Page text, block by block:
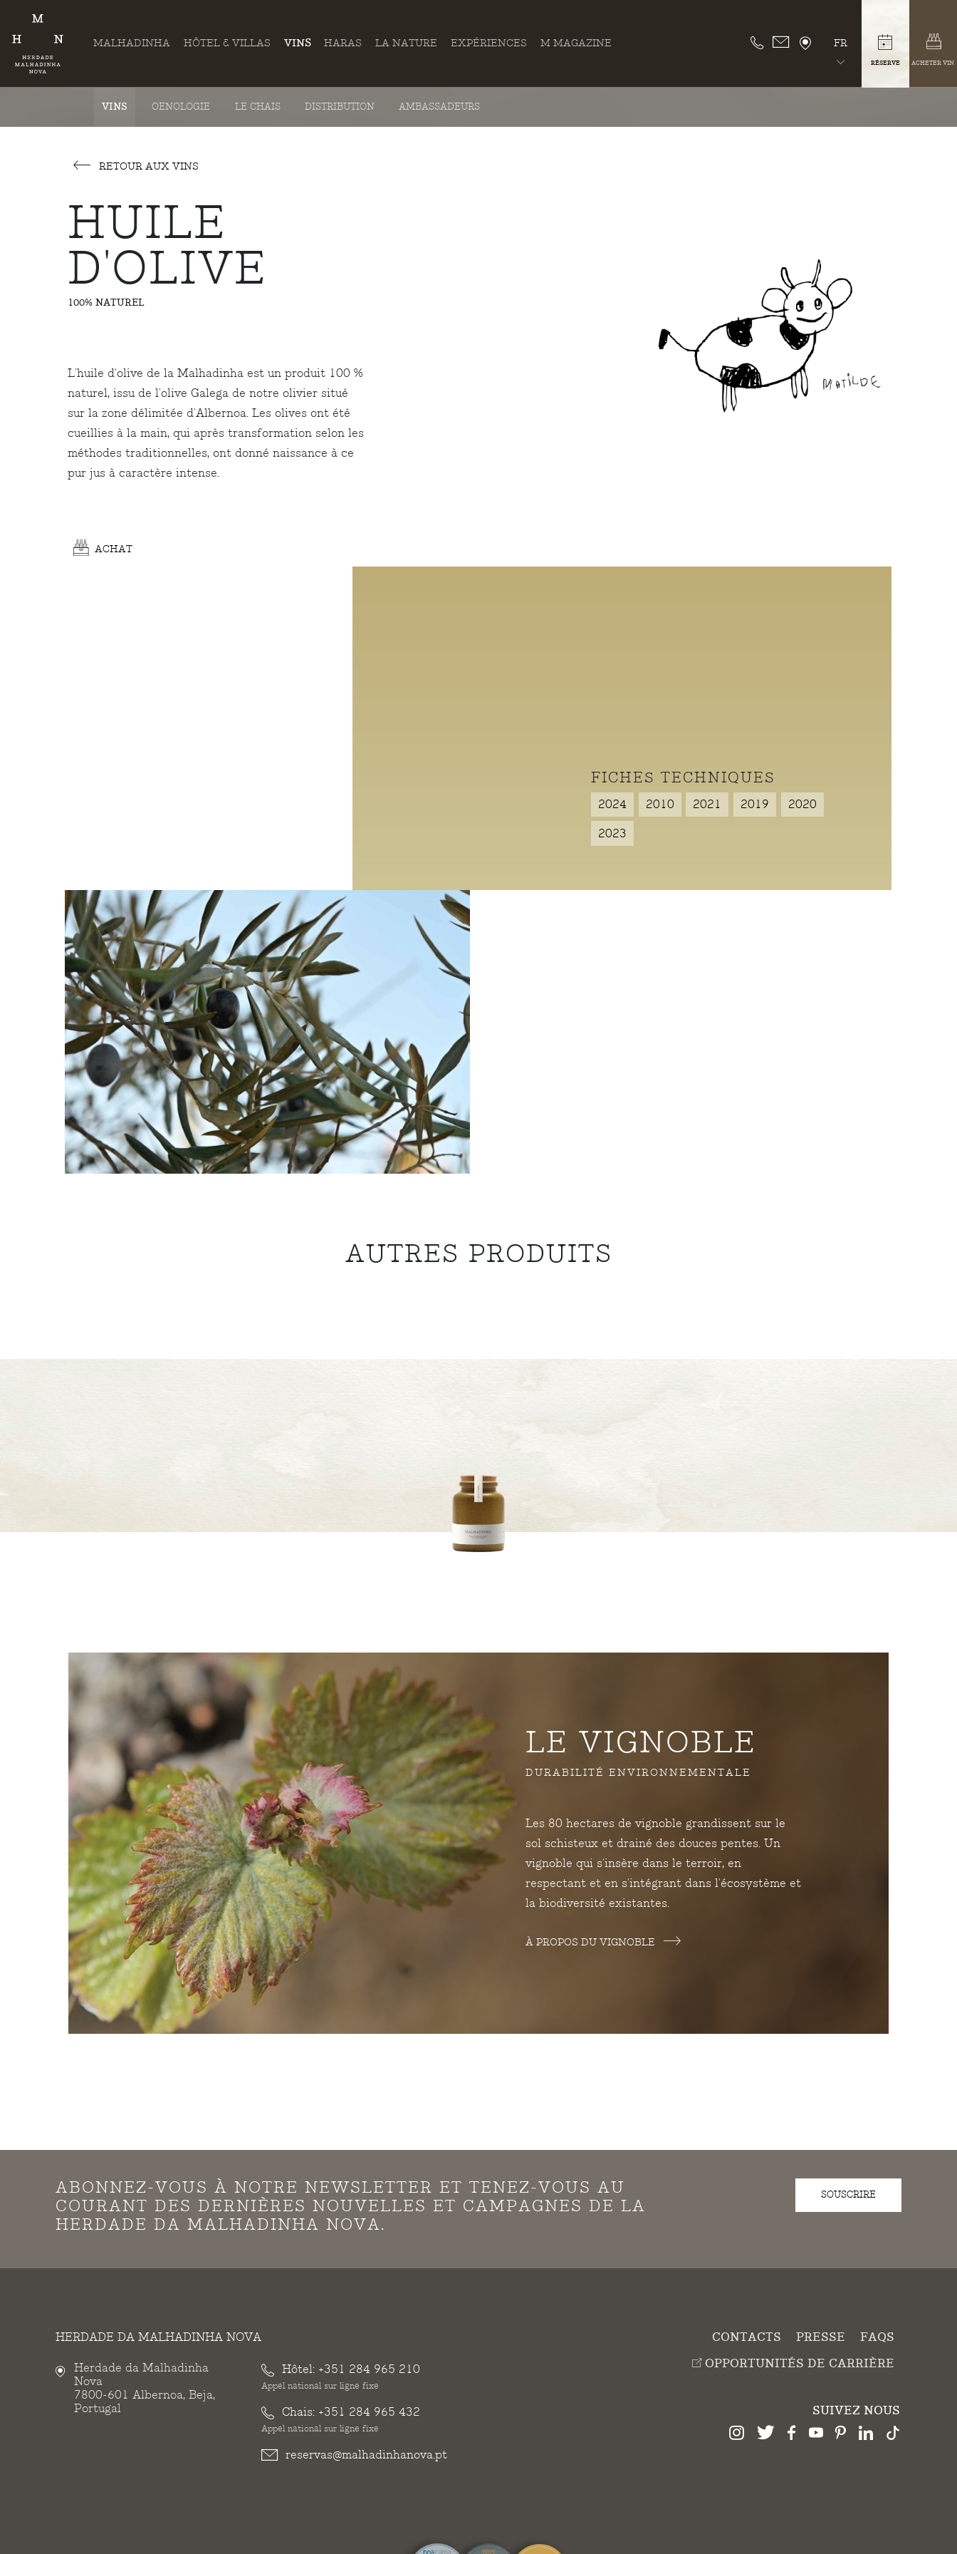
MALHADINHA HÔTEL & VILLAS VINS
VINS OENOLOGIE LE CHAIS DISTRIBUTION AMBASSADEURS
HARAS LA NATURE EXPÉRIENCES M MAGAZINE FR
RÉSERVE ACHETER VIN
RETOUR AUX VINS
HUILE
D'OLIVE
100% NATUREL
L'huile d'olive de la Malhadinha est un produit 100 %
naturel, issu de l'olive Galega de notre olivier situé
sur la zone délimitée d'Albernoa. Les olives ont été
cueillies à la main, qui après transformation selon les
méthodes traditionnelles, ont donné naissance à ce
pur jus à caractère intense.
ACHAT
FICHES TECHNIQUES
2024 2010 2021 2019 2020
2023
AUTRES PRODUITS
LE VIGNOBLE
DURABILITÉ ENVIRONNEMENTALE
Les 80 hectares de vignoble grandissent sur le
sol schisteux et drainé des douces pentes. Un
vignoble qui s'insère dans le terroir, en
respectant et en s'intégrant dans l'écosystème et
la biodiversité existantes.
À PROPOS DU VIGNOBLE
ABONNEZ-VOUS À NOTRE NEWSLETTER ET TENEZ-VOUS AU
COURANT DES DERNIÈRES NOUVELLES ET CAMPAGNES DE LA
HERDADE DA MALHADINHA NOVA.
SOUSCRIRE
HERDADE DA MALHADINHA NOVA
Herdade da Malhadinha
Nova
7800-601 Albernoa, Beja,
Portugal
Hôtel: +351 284 965 210
Appel national sur ligne fixe
Chais: +351 284 965 432
Appel national sur ligne fixe
reservas@malhadinhanova.pt
CONTACTS PRESSE
FAQS
OPPORTUNITÉS DE CARRIÈRE
SUIVEZ NOUS